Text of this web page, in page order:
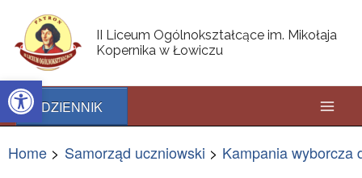
Open toolbar
content
II Liceum Ogólnokształcące im. Mikołaja
Kopernika w Łowiczu
DZIENNIK
Home Samorząd uczniowski Kampania wyborcza
navigation